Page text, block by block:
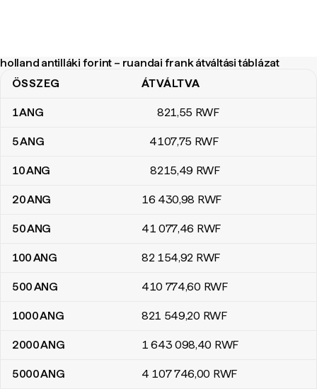
holland antilláki forint – ruandai frank átváltási táblázat
holland antilláki forint – ruandai frank átváltási táblázat
ÖSSZEG ÁTVÁLTVA
1ANG 821,55 RWF
5ANG 4107,75 RWF
10ANG 8215,49 RWF
20ANG 16 430,98 RWF
50ANG 41 077,46 RWF
100ANG 82 154,92 RWF
500ANG 410 774,60 RWF
1000ANG 821 549,20 RWF
2000ANG 1 643 098,40 RWF
5000ANG 4 107 746,00 RWF